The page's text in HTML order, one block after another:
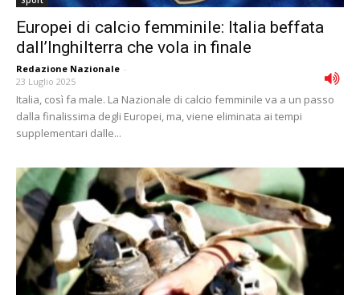
Europei di calcio femminile: Italia beffata
dall’Inghilterra che vola in finale
Redazione Nazionale -
23 Luglio 2025
Italia, così fa male. La Nazionale di calcio femminile va a un passo
dalla finalissima degli Europei, ma, viene eliminata ai tempi
supplementari dalle...